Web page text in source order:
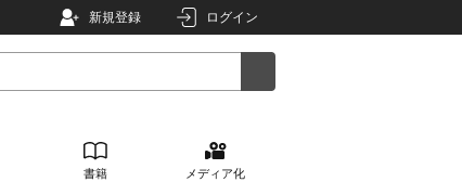
新規登録 ログイン
書籍 メディア化